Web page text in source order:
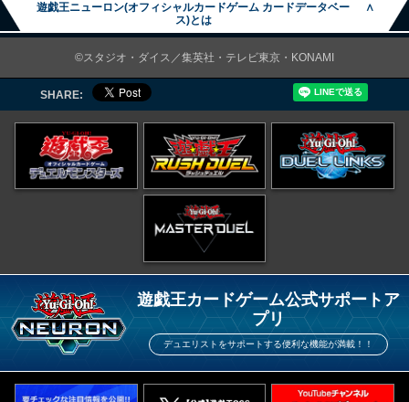
遊戯王ニューロン(オフィシャルカードゲーム カードデータベー
ス)とは
∧
©スタジオ・ダイス／集英社・テレビ東京・KONAMI
SHARE:
遊戯王カードゲーム公式サポートア
プリ
デュエリストをサポートする便利な機能が満載！！